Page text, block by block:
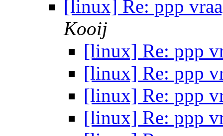
[linux] Re: ppp
Kooij
[linux] Re: ppp
[linux] Re: ppp
[linux] Re: ppp
[linux] Re: ppp